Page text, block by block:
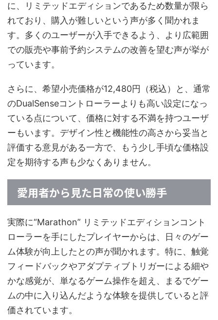
に、リミテッドエディションであるため数量が限ら
れており、購入が難しいという声が多く聞かれま
す。多くのユーザーが入手できるよう、より広範囲
での販売や事前予約システムの改善を望む声が挙が
っています。
さらに、希望小売価格が12,480円（税込）と、通常
のDualSenseコントローラーよりも高い設定になっ
ている点について、価格に対する不満を持つユーザ
ーもいます。デザイン性と機能性の高さから妥当と
評価する意見がある一方で、もう少し手頃な価格設
定を期待する声も少なくありません。
愛用者から見た日常の使い勝手
実際に“Marathon” リミテッドエディションコント
ローラーを手にしたプレイヤーからは、日々のゲー
ム体験が向上したとの声が聞かれます。特に、触覚
フィードバックやアダプティブトリガーによる細や
かな感覚が、単なるゲーム操作を超え、まるでゲー
ムの中に入り込んだような体験を提供していると評
価されています。